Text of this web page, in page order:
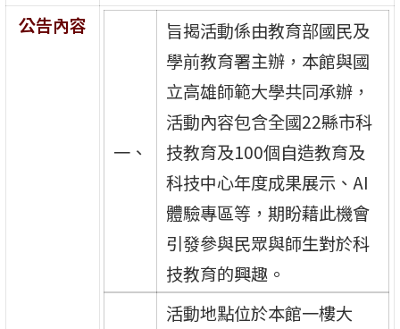
公告內容
一、
旨揭活動係由教育部國民及
學前教育署主辦，本館與國
立高雄師範大學共同承辦，
活動內容包含全國22縣市科
技教育及100個自造教育及
科技中心年度成果展示、AI
體驗專區等，期盼藉此機會
引發參與民眾與師生對於科
技教育的興趣。
活動地點位於本館一樓大